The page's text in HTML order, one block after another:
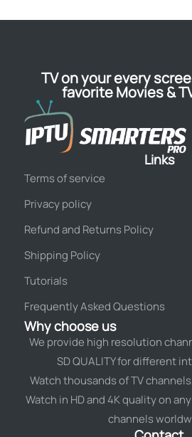
TV on your every
favorite Movies &
Links
Terms of service
Privacy policy
Refund and Returns Policy
Shipping Policy
Tutorials
Frequently Asked Questions
Why choose us
We provide high resolution
SD QUALITY for different
Watch thousands of TV
Watch in HD and 4K quality on
channels